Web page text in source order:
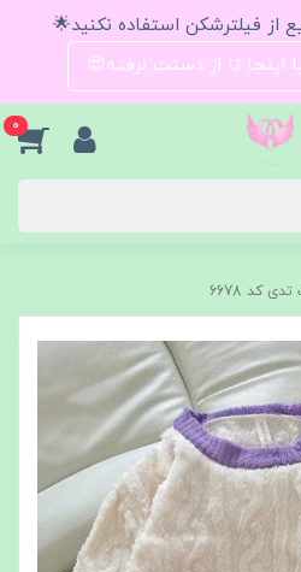
از فیلترشکن استفاده نکنید🌟
اینجا تا از دستت نرفته😍
0
کد 6678